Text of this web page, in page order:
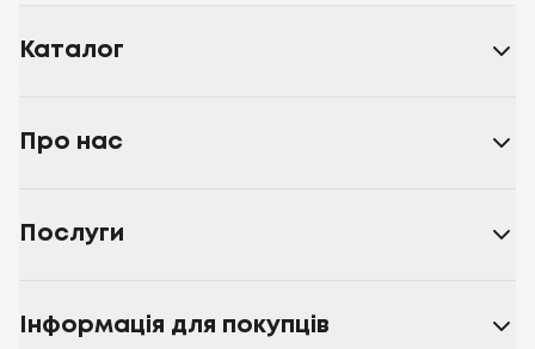
Каталог
Про нас
Послуги
Інформація для покупців